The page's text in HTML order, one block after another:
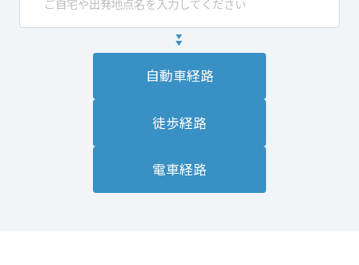
自動車経路
徒歩経路
電車経路